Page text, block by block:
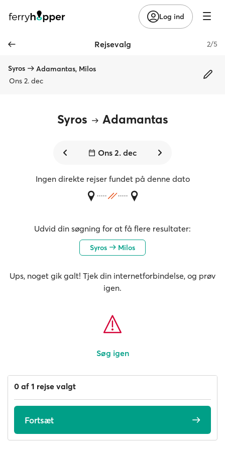
Log ind
Rejsevalg 2/5
Syros
Adamantas, Milos
Ons 2. dec
Syros Adamantas
Ons 2. dec
Ingen direkte rejser fundet på denne dato
Udvid din søgning for at få flere resultater:
Syros Milos
Ups, noget gik galt! Tjek din internetforbindelse, og prøv
igen.
Søg igen
0 af 1 rejse valgt
Fortsæt